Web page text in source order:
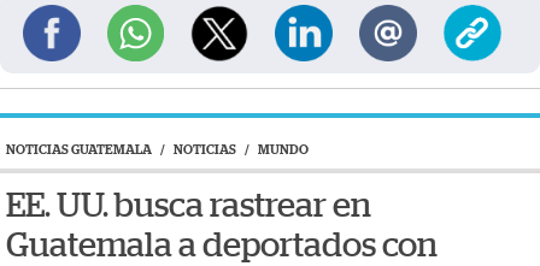
NOTICIAS GUATEMALA / NOTICIAS / MUNDO
EE. UU. busca rastrear en
Guatemala a deportados con